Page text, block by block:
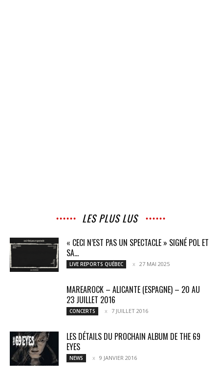
LES PLUS LUS
« CECI N’EST PAS UN SPECTACLE » SIGNÉ POL ET
SA...
LIVE REPORTS QUÉBEC 27 MAI 2025
MAREAROCK – ALICANTE (ESPAGNE) – 20 AU
23 JUILLET 2016
CONCERTS 7 JUILLET 2016
LES DÉTAILS DU PROCHAIN ALBUM DE THE 69
EYES
NEWS 9 JANVIER 2016